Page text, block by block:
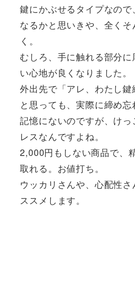
鍵にかぶせるタイプなので
なるかと思いきや、全くそ
く。
むしろ、手に触れる部分
い心地が良くなりました。
外出先で「アレ、わたし鍵
と思っても、実際に締め
記憶にないのですが、けっ
レスなんですよね。
2,000円もしない商品で、
取れる。お値打ち。
ウッカリさんや、心配性
ススメします。